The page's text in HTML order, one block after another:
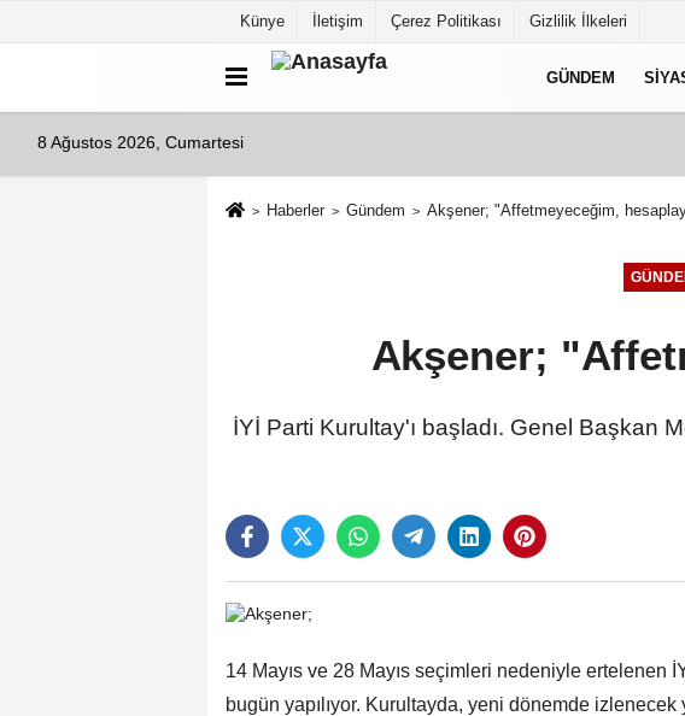
Künye İletişim Çerez Politikası Gizlilik İlkeleri
GÜNDEM
8 Ağustos 2026, Cumartesi
Haberler Gündem Akşener; "Affetmeyeceğim,
Akşener;
İYİ Parti Kurultay'ı başladı. Genel Başkan
14 Mayıs ve 28 Mayıs seçimleri nedeniyle ertelenen
bugün yapılıyor. Kurultayda, yeni dönemde